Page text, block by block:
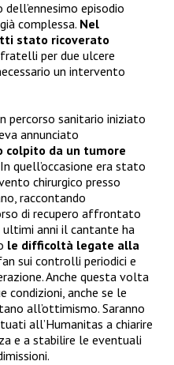
episodio
complessa. Nel
stato ricoverato
per due ulcere
un intervento
percorso sanitario iniziato
annunciato
colpito da un tumore
quell’occasione era stato
chirurgico presso
raccontando
di recupero affrontato
anni il cantante ha
le difficoltà legate alla
sui controlli periodici e
Anche questa volta
condizioni, anche se le
all’ottimismo. Saranno
all’Humanitas a chiarire
e a stabilire le eventuali